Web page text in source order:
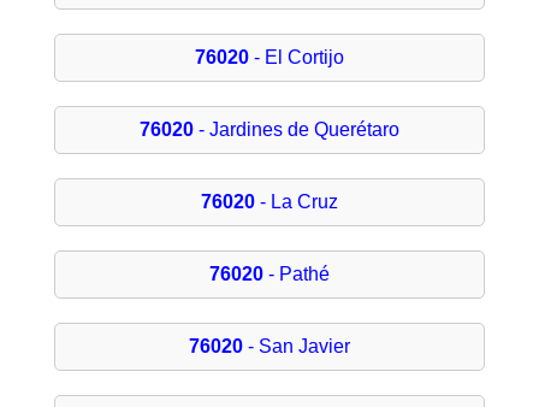
76020- El Cortijo
76020- Jardines de Querétaro
76020- La Cruz
76020- Pathé
76020- San Javier